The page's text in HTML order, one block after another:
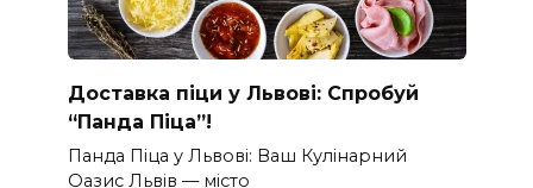
Доставка піци у Львові: Спробуй
“Панда Піца”!
Панда Піца у Львові: Ваш Кулінарний
Оазис Львів — місто